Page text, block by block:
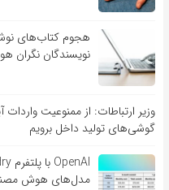
نویسندگان
وزیر ارتباطات: از ممنوعیت
گوشی‌های تولید داخل برویم
مدل‌های هوش